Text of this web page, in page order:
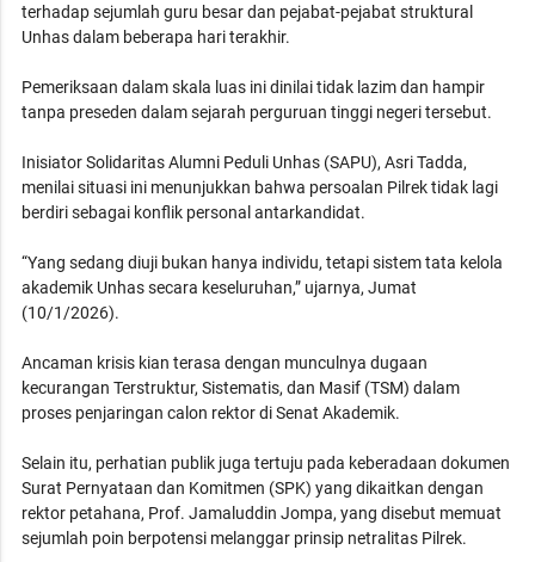
terhadap sejumlah guru besar dan pejabat-pejabat struktural
Unhas dalam beberapa hari terakhir.
Pemeriksaan dalam skala luas ini dinilai tidak lazim dan hampir
tanpa preseden dalam sejarah perguruan tinggi negeri tersebut.
Inisiator Solidaritas Alumni Peduli Unhas (SAPU), Asri Tadda,
menilai situasi ini menunjukkan bahwa persoalan Pilrek tidak lagi
berdiri sebagai konflik personal antarkandidat.
“Yang sedang diuji bukan hanya individu, tetapi sistem tata kelola
akademik Unhas secara keseluruhan,” ujarnya, Jumat
(10/1/2026).
Ancaman krisis kian terasa dengan munculnya dugaan
kecurangan Terstruktur, Sistematis, dan Masif (TSM) dalam
proses penjaringan calon rektor di Senat Akademik.
Selain itu, perhatian publik juga tertuju pada keberadaan dokumen
Surat Pernyataan dan Komitmen (SPK) yang dikaitkan dengan
rektor petahana, Prof. Jamaluddin Jompa, yang disebut memuat
sejumlah poin berpotensi melanggar prinsip netralitas Pilrek.